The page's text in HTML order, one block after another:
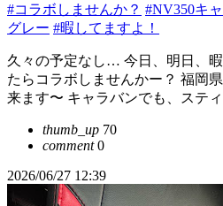
#コラボしませんか？ #NV350キ
グレー #暇してますよ！
久々の予定なし… 今日、明日、
たらコラボしませんかー？ 福岡
来ます〜 キャラバンでも、ステ
thumb_up 70
comment0
2026/06/27 12:39